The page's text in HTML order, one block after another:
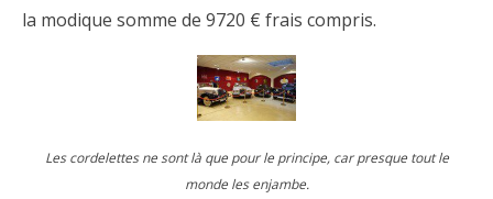
la modique somme de 9720 € frais compris.
Les cordelettes ne sont là que pour le principe, car presque tout le
monde les enjambe.